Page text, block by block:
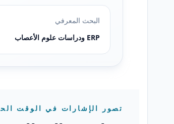
البحث المعرفي
ERP ودراسات علوم الأعصاب
تصور الإشارات في الوقت